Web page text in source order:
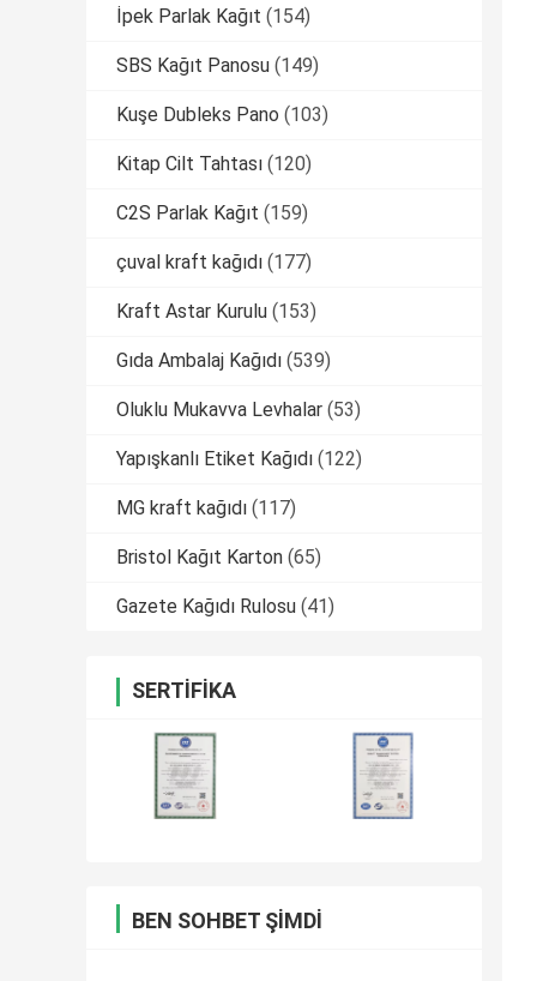
İpek Parlak Kağıt (154)
SBS Kağıt Panosu (149)
Kuşe Dubleks Pano (103)
Kitap Cilt Tahtası (120)
C2S Parlak Kağıt (159)
çuval kraft kağıdı (177)
Kraft Astar Kurulu (153)
Gıda Ambalaj Kağıdı (539)
Oluklu Mukavva Levhalar (53)
Yapışkanlı Etiket Kağıdı (122)
MG kraft kağıdı (117)
Bristol Kağıt Karton (65)
Gazete Kağıdı Rulosu (41)
SERTIFIKA
BEN SOHBET ŞIMDI